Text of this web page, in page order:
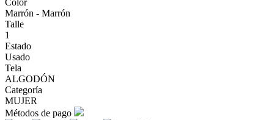
Marrón - Marrón
Talle
1
Estado
Usado
Tela
ALGODÓN
Categoría
MUJER
Métodos de pago